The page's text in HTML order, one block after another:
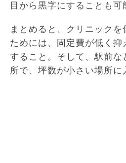
目から黒字にすることも可
まとめると、クリニックを
ためには、固定費が低く抑
すること。そして、駅前な
所で、坪数が小さい場所に